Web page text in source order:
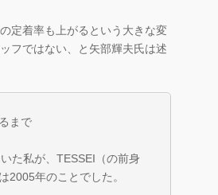
定着率も上がるという大きな変
フではない、と矢部輝夫氏は述
まで
た私が、TESSEI（の前身
2005年のことでした。